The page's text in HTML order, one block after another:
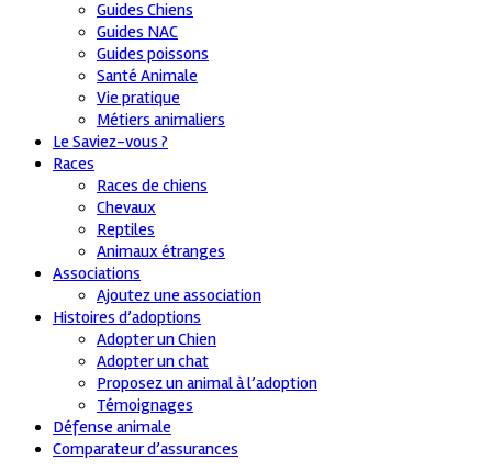
Guides Chiens
Guides NAC
Guides poissons
Santé Animale
Vie pratique
Métiers animaliers
Le Saviez-vous ?
Races
Races de chiens
Chevaux
Reptiles
Animaux étranges
Associations
Ajoutez une association
Histoires d’adoptions
Adopter un Chien
Adopter un chat
Proposez un animal à l’adoption
Témoignages
Défense animale
Comparateur d’assurances